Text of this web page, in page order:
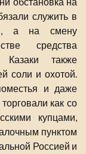
служить в
а на смену
средства
Казаки также
соли и охотой.
и даже
как со
купцами,
пунктом
Россией и